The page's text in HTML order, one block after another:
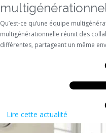
Qu’est-ce qu’une équipe
multigénérationnelle réunit des
différentes, partageant un même
Lire cette actualité